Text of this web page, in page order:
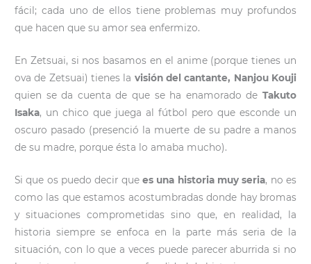
fácil; cada uno de ellos tiene problemas muy profundos
que hacen que su amor sea enfermizo.
En Zetsuai, si nos basamos en el anime (porque tienes un
ova de Zetsuai) tienes la visión del cantante, Nanjou Kouji
quien se da cuenta de que se ha enamorado de Takuto
Isaka, un chico que juega al fútbol pero que esconde un
oscuro pasado (presenció la muerte de su padre a manos
de su madre, porque ésta lo amaba mucho).
Si que os puedo decir quees una historia muy seria, no es
como las que estamos acostumbradas donde hay bromas
y situaciones comprometidas sino que, en realidad, la
historia siempre se enfoca en la parte más seria de la
situación, con lo que a veces puede parecer aburrida si no